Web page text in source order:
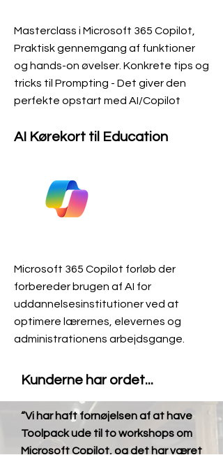
Masterclass i Microsoft 365 Copilot,
Praktisk gennemgang af funktioner
og hands-on øvelser. Konkrete tips og
tricks til Prompting - Det giver den
perfekte opstart med AI/Copilot
AI Kørekort til Education
Microsoft 365 Copilot forløb der
forbereder brugen af AI for
uddannelsesinstitutioner ved at
optimere lærernes, elevernes og
administrationens arbejdsgange.
Kunderne har ordet...
“Vi har haft fornøjelsen af at have
Toolpack ude til to workshops om
Microsoft Copilot, og det har været